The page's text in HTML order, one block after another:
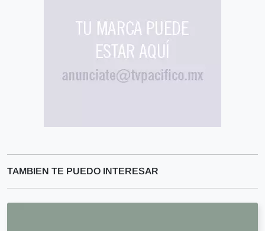
TAMBIEN TE PUEDO INTERESAR